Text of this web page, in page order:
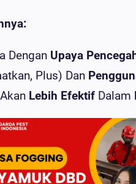
Dengan Upaya
Plus) Dan
Lebih Efektif Dalam